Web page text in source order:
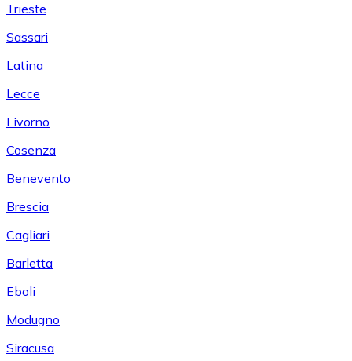
Trieste
Sassari
Latina
Lecce
Livorno
Cosenza
Benevento
Brescia
Cagliari
Barletta
Eboli
Modugno
Siracusa